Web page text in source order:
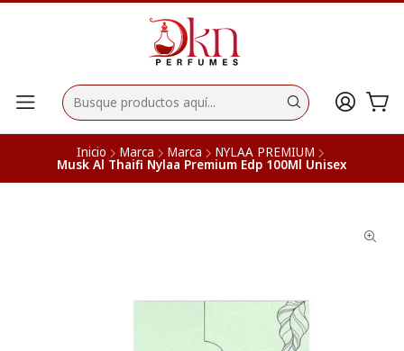
Inicio Marca Marca NYLAA PREMIUM
Musk Al Thaifi Nylaa Premium Edp 100Ml Unisex